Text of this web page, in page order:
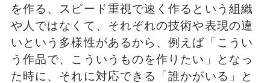
を作る、スピード重視で速く作るという組織
や人ではなくて、それぞれの技術や表現の違
いという多様性があるから、例えば「こうい
う作品で、こういうものを作りたい」となっ
た時に、それに対応できる「誰かがいる」と